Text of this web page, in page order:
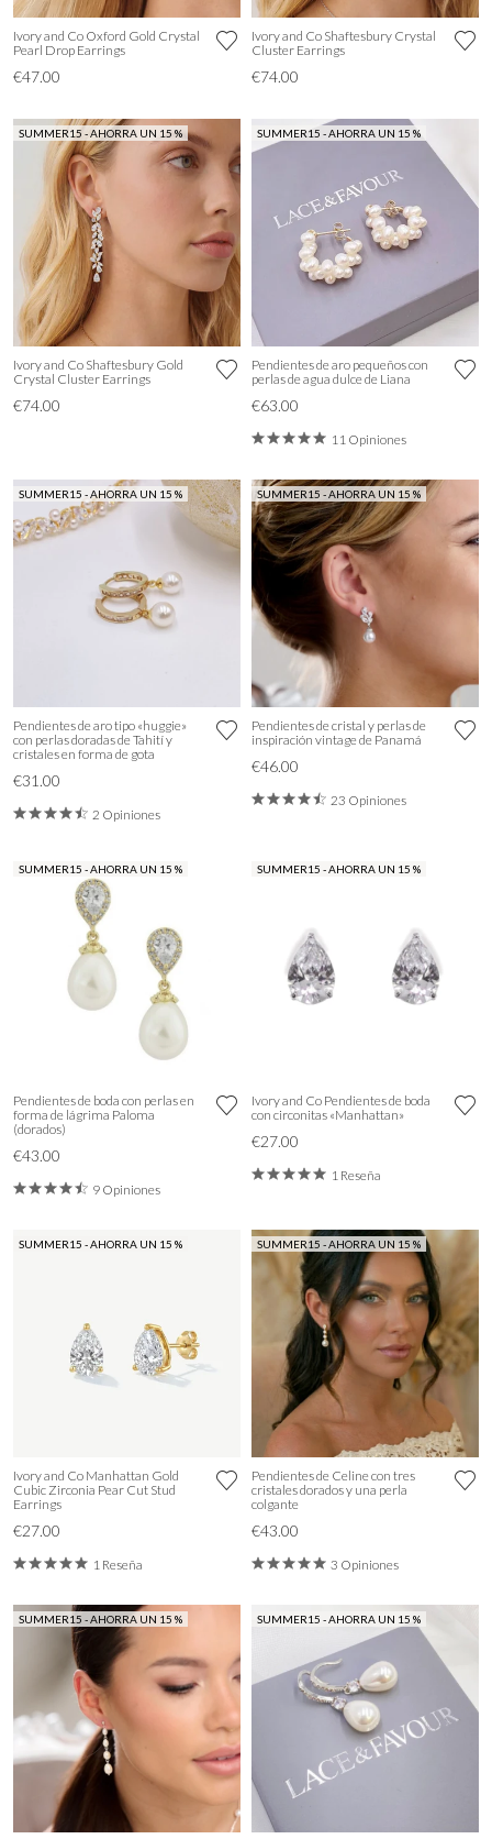
Ivory and Co Oxford Gold Crystal
Pearl Drop Earrings
€47.00
Ivory and Co Shaftesbury Crystal
Cluster Earrings
€74.00
SUMMER15 - AHORRA UN 15 %
Ivory and Co Shaftesbury Gold
Crystal Cluster Earrings
€74.00
SUMMER15 - AHORRA UN 15 %
Pendientes de aro pequeños con
perlas de agua dulce de Liana
€63.00
11 Opiniones
SUMMER15 - AHORRA UN 15 %
Pendientes de aro tipo «huggie»
con perlas doradas de Tahití y
cristales en forma de gota
€31.00
2 Opiniones
SUMMER15 - AHORRA UN 15 %
Pendientes de cristal y perlas de
inspiración vintage de Panamá
€46.00
23 Opiniones
SUMMER15 - AHORRA UN 15 %
Pendientes de boda con perlas en
forma de lágrima Paloma
(dorados)
€43.00
9 Opiniones
SUMMER15 - AHORRA UN 15 %
Ivory and Co Pendientes de boda
con circonitas «Manhattan»
€27.00
1 Reseña
SUMMER15 - AHORRA UN 15 %
Ivory and Co Manhattan Gold
Cubic Zirconia Pear Cut Stud
Earrings
€27.00
1 Reseña
SUMMER15 - AHORRA UN 15 %
Pendientes de Celine con tres
cristales dorados y una perla
colgante
€43.00
3 Opiniones
SUMMER15 - AHORRA UN 15 % SUMMER15 - AHORRA UN 15 %